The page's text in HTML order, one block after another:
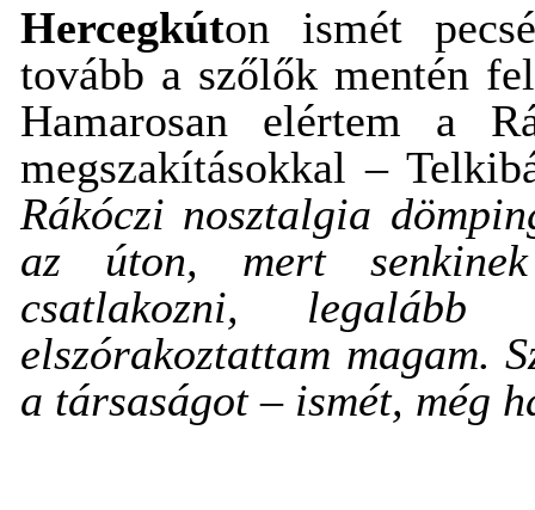
Hercegkúton ismét
tovább a szőlők mentén
Hamarosan elértem a
megszakításokkal –
Rákóczi nosztalgia
az úton, mert
csatlakozni,
elszórakoztattam magam.
a társaságot – ismét, még